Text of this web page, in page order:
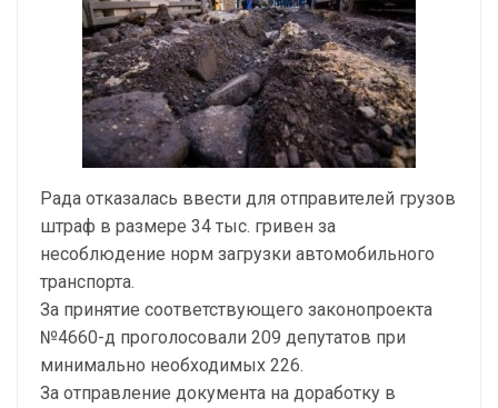
Рада отказалась ввести для отправителей грузов
штраф в размере 34 тыс. гривен за
несоблюдение норм загрузки автомобильного
транспорта.
За принятие соответствующего законопроекта
№4660-д проголосовали 209 депутатов при
минимально необходимых 226.
За отправление документа на доработку в